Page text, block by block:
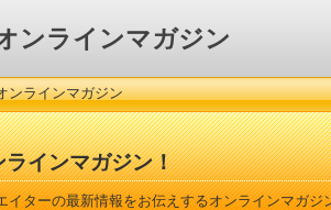
ンラインマガジン
ンラインマガジン
インマガジン！
イターの最新情報をお伝えするオンラインマガジ